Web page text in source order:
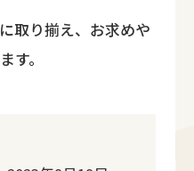
取り揃え、お求めや
す。